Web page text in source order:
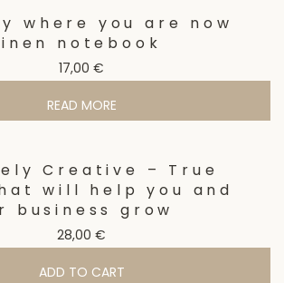
where you are now
notebook
17,00 €
READ MORE
Creative – True
will help you and
business grow
28,00 €
ADD TO CART